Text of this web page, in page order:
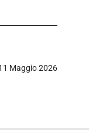
Maggio 2026